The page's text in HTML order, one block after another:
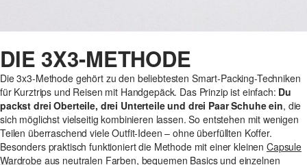
DIE 3X3-METHODE
Die 3x3-Methode gehört zu den beliebtesten Smart-Packing-Techniken
für Kurztrips und Reisen mit Handgepäck. Das Prinzip ist einfach: Du
packst drei Oberteile, drei Unterteile und drei Paar Schuhe ein, die
sich möglichst vielseitig kombinieren lassen. So entstehen mit wenigen
Teilen überraschend viele Outfit-Ideen – ohne überfüllten Koffer.
Besonders praktisch funktioniert die Methode mit einer kleinen Capsule
Wardrobeaus neutralen Farben, bequemen Basics und einzelnen